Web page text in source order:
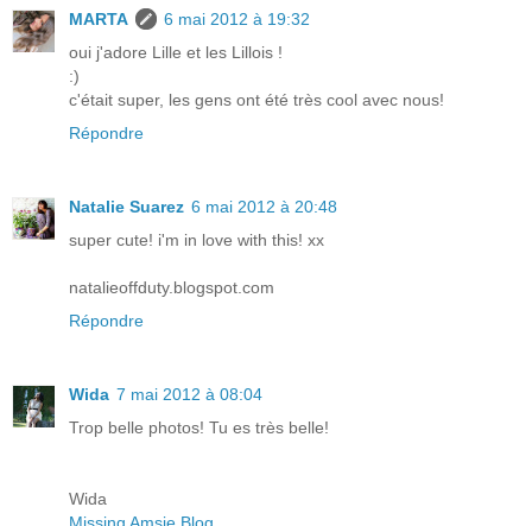
MARTA
6 mai 2012 à 19:32
oui j'adore Lille et les Lillois !
:)
c'était super, les gens ont été très cool avec nous!
Répondre
Natalie Suarez 6 mai 2012 à 20:48
super cute! i'm in love with this! xx
natalieoffduty.blogspot.com
Répondre
Wida 7 mai 2012 à 08:04
Trop belle photos! Tu es très belle!
Wida
Missing Amsie Blog